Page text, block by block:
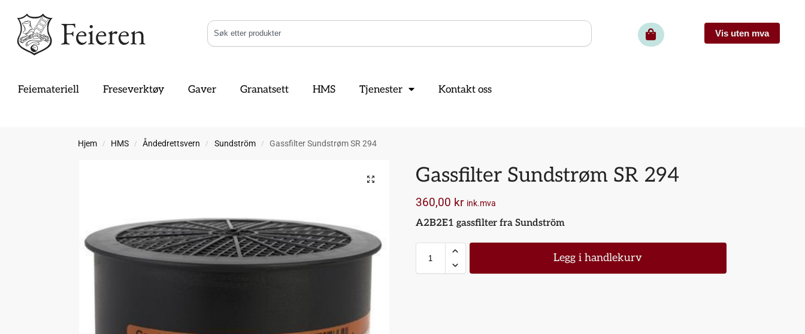
Feiemateriell Freseverktøy Gaver Granatsett HMS Tjenester Kontakt oss
Hjem / HMS / Åndedrettsvern / Sundström / Gassfilter Sundstrøm SR 294
Gassfilter Sundstrøm SR 294
360,00 kr ink.mva
A2B2E1 gassfilter fra Sundström
Legg i handlekurv